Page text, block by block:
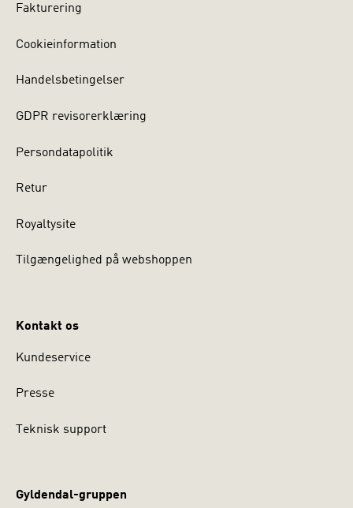
Fakturering
Cookieinformation
Handelsbetingelser
GDPR revisorerklæring
Persondatapolitik
Retur
Royaltysite
Tilgængelighed på webshoppen
Kontakt os
Kundeservice
Presse
Teknisk support
Gyldendal-gruppen